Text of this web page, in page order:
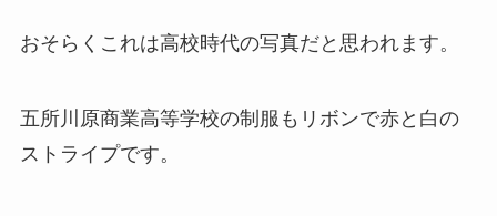
おそらくこれは高校時代の写真だと思われます。
五所川原商業高等学校の制服もリボンで赤と白の
ストライプです。